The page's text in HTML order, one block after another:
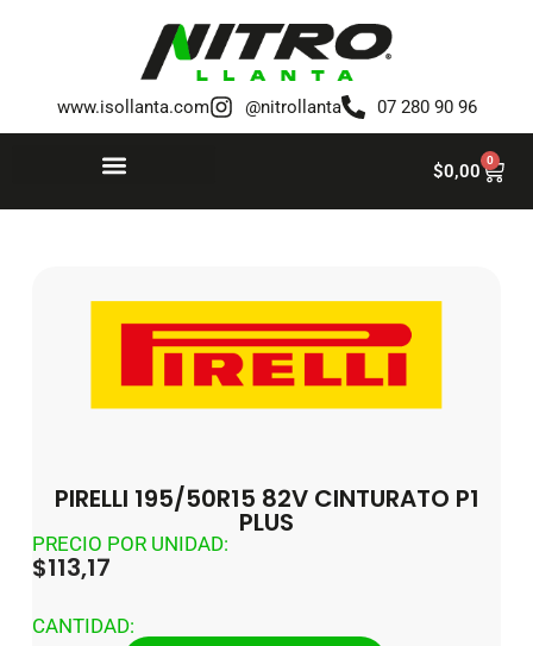
www.isollanta.com @nitrollanta 07 280 90 96
$0,00 0
PIRELLI 195/50R15 82V CINTURATO P1
PLUS
PRECIO POR UNIDAD:
$113,17
CANTIDAD: